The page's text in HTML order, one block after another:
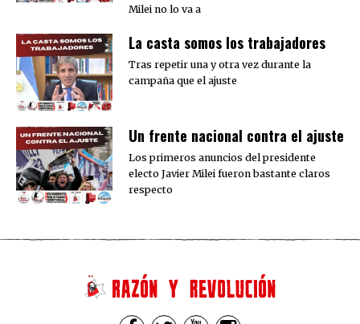
Milei no lo va a
La casta somos los trabajadores
Tras repetir una y otra vez durante la
campaña que el ajuste
Un frente nacional contra el ajuste
Los primeros anuncios del presidente
electo Javier Milei fueron bastante claros
respecto